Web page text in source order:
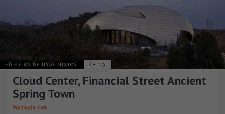
EDIFICIOS DE USOS MIXTOS CHINA
Cloud Center, Financial Street Ancient
Spring Town
Wutopia Lab